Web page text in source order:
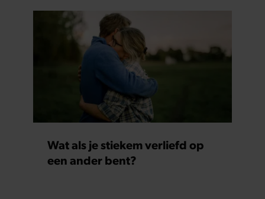
Wat als je stiekem verliefd op
een ander bent?